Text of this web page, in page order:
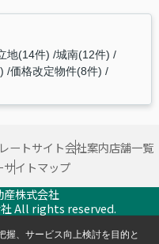
地(14件) 城南(12件)
価格改定物件(8件)
ートサイト会社案内店舗一覧
サイトマップ
産株式会社
All rights reserved.
握、サービス向上検討を目的と